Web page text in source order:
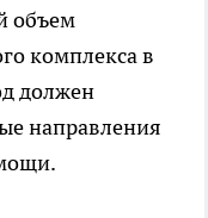
объем
комплекса в
должен
направления